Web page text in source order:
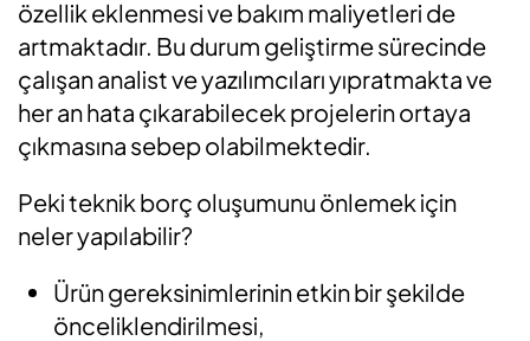
özellik eklenmesi ve bakım maliyetleri de
artmaktadır. Bu durum geliştirme sürecinde
çalışan analist ve yazılımcıları yıpratmakta ve
her an hata çıkarabilecek projelerin ortaya
çıkmasına sebep olabilmektedir.
Peki teknik borç oluşumunu önlemek için
neler yapılabilir?
Ürün gereksinimlerinin etkin bir şekilde
önceliklendirilmesi,